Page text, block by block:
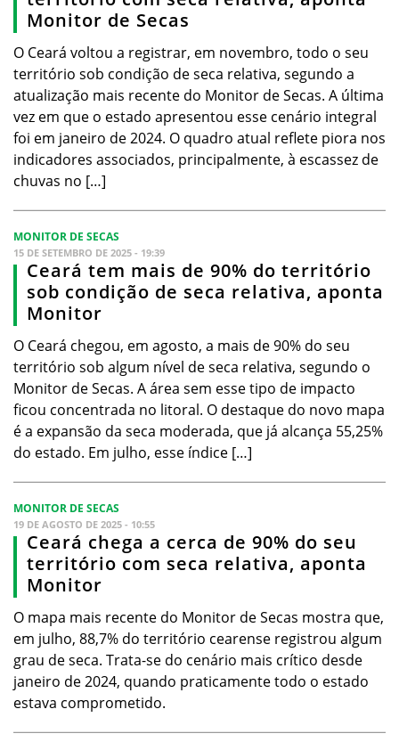
Monitor de Secas
O Ceará voltou a registrar, em novembro, todo o seu
território sob condição de seca relativa, segundo a
atualização mais recente do Monitor de Secas. A última
vez em que o estado apresentou esse cenário integral
foi em janeiro de 2024. O quadro atual reflete piora nos
indicadores associados, principalmente, à escassez de
chuvas no […]
MONITOR DE SECAS
15 DE SETEMBRO DE 2025 - 19:39
Ceará tem mais de 90% do território
sob condição de seca relativa, aponta
Monitor
O Ceará chegou, em agosto, a mais de 90% do seu
território sob algum nível de seca relativa, segundo o
Monitor de Secas. A área sem esse tipo de impacto
ficou concentrada no litoral. O destaque do novo mapa
é a expansão da seca moderada, que já alcança 55,25%
do estado. Em julho, esse índice […]
MONITOR DE SECAS
19 DE AGOSTO DE 2025 - 10:55
Ceará chega a cerca de 90% do seu
território com seca relativa, aponta
Monitor
O mapa mais recente do Monitor de Secas mostra que,
em julho, 88,7% do território cearense registrou algum
grau de seca. Trata-se do cenário mais crítico desde
janeiro de 2024, quando praticamente todo o estado
estava comprometido.